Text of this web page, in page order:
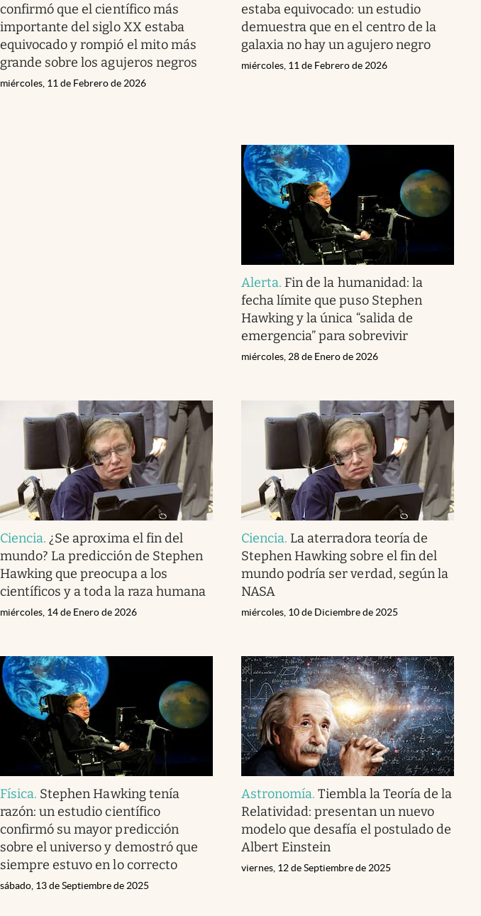
confirmó que el científico más
importante del siglo XX estaba
equivocado y rompió el mito más
grande sobre los agujeros negros
miércoles, 11 de Febrero de 2026
estaba equivocado: un estudio
demuestra que en el centro de la
galaxia no hay un agujero negro
miércoles, 11 de Febrero de 2026
Alerta. Fin de la humanidad: la
fecha límite que puso Stephen
Hawking y la única “salida de
emergencia” para sobrevivir
miércoles, 28 de Enero de 2026
Ciencia. ¿Se aproxima el fin del
mundo? La predicción de Stephen
Hawking que preocupa a los
científicos y a toda la raza humana
miércoles, 14 de Enero de 2026
Ciencia. La aterradora teoría de
Stephen Hawking sobre el fin del
mundo podría ser verdad, según la
NASA
miércoles, 10 de Diciembre de 2025
Física. Stephen Hawking tenía
razón: un estudio científico
confirmó su mayor predicción
sobre el universo y demostró que
siempre estuvo en lo correcto
sábado, 13 de Septiembre de 2025
Astronomía.Tiembla la Teoría de la
Relatividad: presentan un nuevo
modelo que desafía el postulado de
Albert Einstein
viernes, 12 de Septiembre de 2025